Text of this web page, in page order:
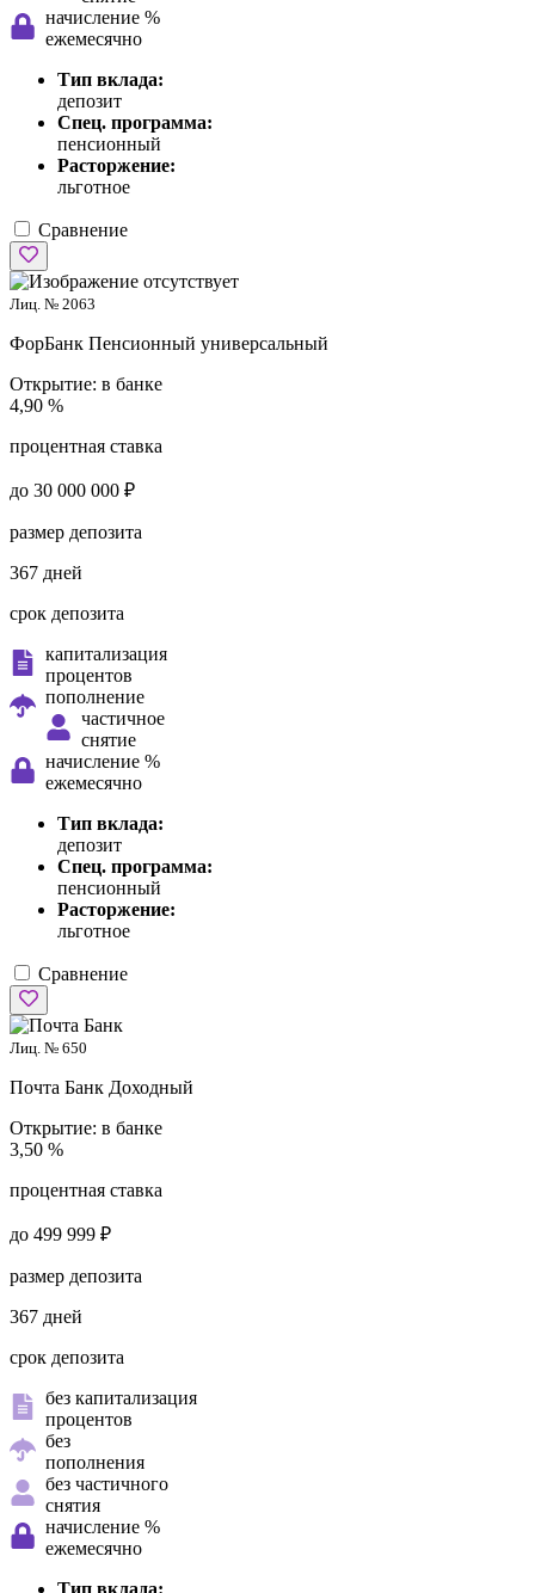
начисление %
ежемесячно
Тип вклада:
депозит
Спец. программа:
пенсионный
Расторжение:
льготное
Сравнение
Лиц. № 2063
ФорБанк Пенсионный универсальный
Открытие: в банке
4,90 %
процентная ставка
до 30 000 000 ₽
размер депозита
367 дней
срок депозита
капитализация
процентов
пополнение
частичное
снятие
начисление %
ежемесячно
Тип вклада:
депозит
Спец. программа:
пенсионный
Расторжение:
льготное
Сравнение
Лиц. № 650
Почта Банк Доходный
Открытие: в банке
3,50 %
процентная ставка
до 499 999 ₽
размер депозита
367 дней
срок депозита
без капитализация
процентов
без
пополнения
без частичного
снятия
начисление %
ежемесячно
Тип вклада: